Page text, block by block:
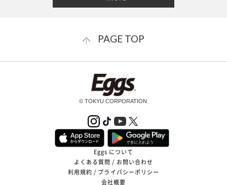
PAGE TOP
© TOKYU CORPORATION.
Eggs について
よくある質問 / お問い合わせ
利用規約 / プライバシーポリシー
会社概要